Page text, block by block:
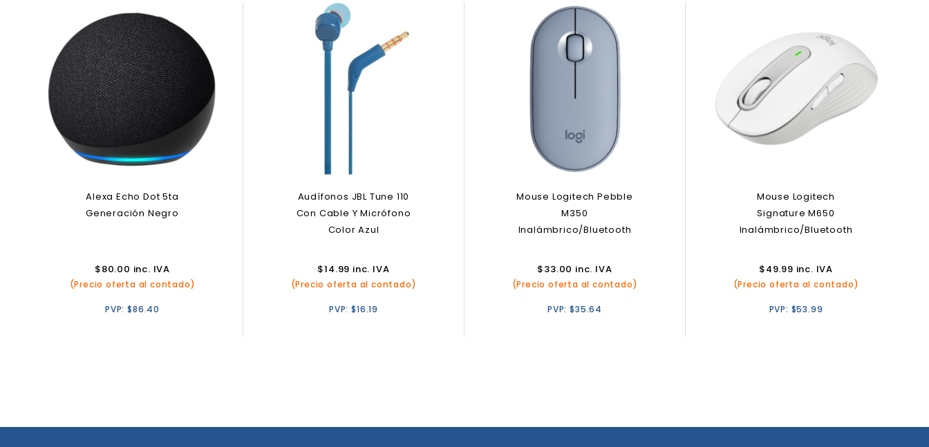
Alexa Echo Dot 5ta
Generación Negro
$80.00 inc. IVA
(Precio oferta al contado)
PVP:$86.40
Audífonos JBL Tune 110
Con Cable Y Micrófono
Color Azul
$14.99 inc. IVA
(Precio oferta al contado)
PVP:$16.19
Mouse Logitech Pebble
M350
Inalámbrico/Bluetooth
$33.00 inc. IVA
(Precio oferta al contado)
PVP:$35.64
Mouse Logitech
Signature M650
Inalámbrico/Bluetooth
$49.99 inc. IVA
(Precio oferta al contado)
PVP: $53.99